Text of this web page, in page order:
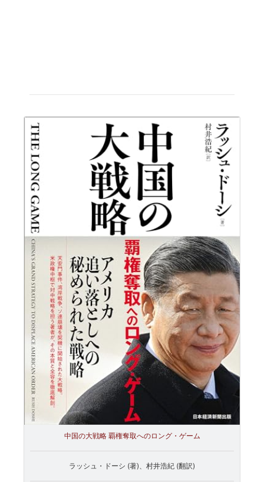
中国の大戦略 覇権奪取へのロング・ゲーム
ラッシュ・ドーシ (著)、村井浩紀 (翻訳)